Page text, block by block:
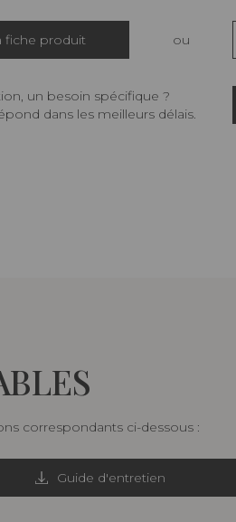
fiche produit ou
un besoin spécifique ?
dans les meilleurs délais.
correspondants ci-dessous :
Guide d'entretien